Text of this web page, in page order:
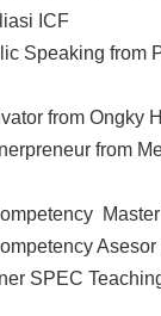
ICF
Speaking from
from Ongky
from
Asesor
SPEC